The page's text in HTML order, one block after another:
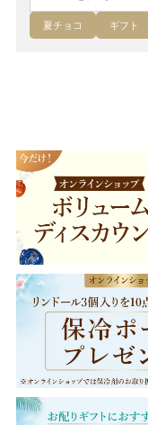
夏チョコ ギフト